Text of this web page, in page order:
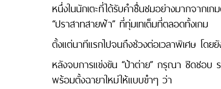
หนึ่งในนักเตะที่ได้รับคำชื่นชมอย่างมากจาก
“ปราสาทสายฟ้า” ที่ทุ่มเทเต็มที่ตลอดทั้งเกม
ตั้งแต่นาทีแรกไปจนถึงช่วงต่อเวลาพิเศษ โดย
หลังจบการแข่งขัน “ป้าต่าย” กรุณา ชิดชอบ
พร้อมตั้งฉายาใหม่ให้แบบขำๆ ว่า